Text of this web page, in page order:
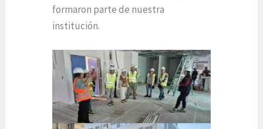
formaron parte de nuestra
institución.